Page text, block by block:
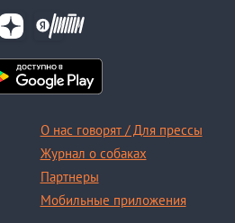
О нас говорят / Для прессы
Журнал о собаках
Партнеры
Мобильные приложения